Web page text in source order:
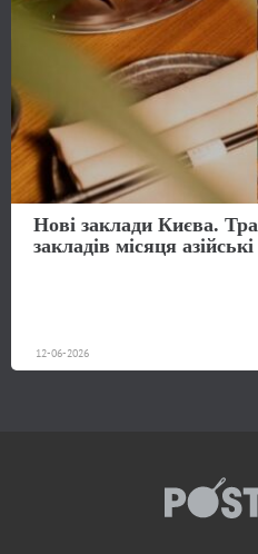
Нові заклади Києва.
закладів місяця
12-06-2026